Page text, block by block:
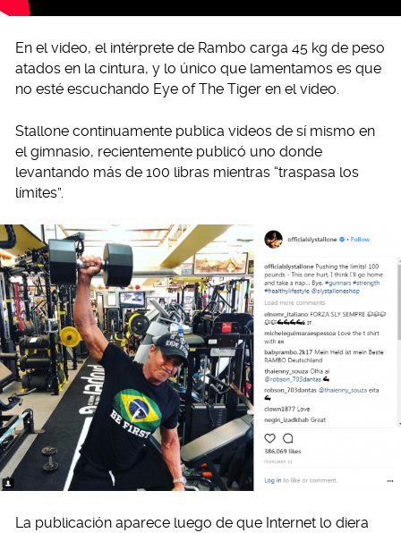
En el video, el intérprete de Rambo carga 45 kg de peso
atados en la cintura, y lo único que lamentamos es que
no esté escuchando Eye of The Tiger en el video.
Stallone continuamente publica videos de sí mismo en
el gimnasio, recientemente publicó uno donde
levantando más de 100 libras mientras “traspasa los
límites”.
La publicación aparece luego de que Internet lo diera